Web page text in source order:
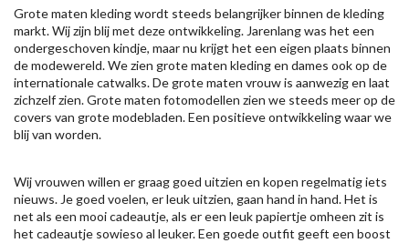
Grote maten kleding wordt steeds belangrijker binnen de kleding
markt. Wij zijn blij met deze ontwikkeling. Jarenlang was het een
ondergeschoven kindje, maar nu krijgt het een eigen plaats binnen
de modewereld. We zien grote maten kleding en dames ook op de
internationale catwalks. De grote maten vrouw is aanwezig en laat
zichzelf zien. Grote maten fotomodellen zien we steeds meer op de
covers van grote modebladen. Een positieve ontwikkeling waar we
blij van worden.
Wij vrouwen willen er graag goed uitzien en kopen regelmatig iets
nieuws. Je goed voelen, er leuk uitzien, gaan hand in hand. Het is
net als een mooi cadeautje, als er een leuk papiertje omheen zit is
het cadeautje sowieso al leuker. Een goede outfit geeft een boost